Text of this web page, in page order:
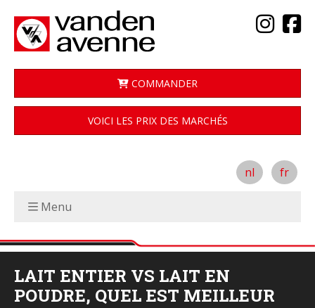
COMMANDER
VOICI LES PRIX DES MARCHÉS
nl fr
Menu
LAIT ENTIER VS LAIT EN
POUDRE, QUEL EST MEILLEUR